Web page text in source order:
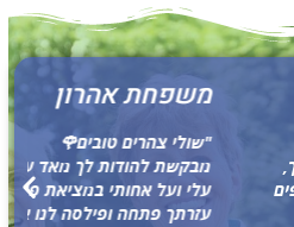
עזרתך הרבה,עזרה אשר הקלה
מיידי ודחוף לאבא!
הדרך ישירות למקבלי ההחלטות